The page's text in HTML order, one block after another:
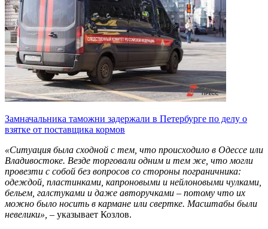
Замначальника таможни задержали в Петербурге по делу о
взятке от поставщика кормов
«Ситуация была сходной с тем, что происходило в Одессе или
Владивостоке. Везде торговали одним и тем же, что могли
провезти с собой без вопросов со стороны пограничника:
одеждой, пластинками, капроновыми и нейлоновыми чулками,
бельем, галстуками и даже авторучками – потому что их
можно было носить в кармане или свертке. Масштабы были
невелики», – указывает Козлов.